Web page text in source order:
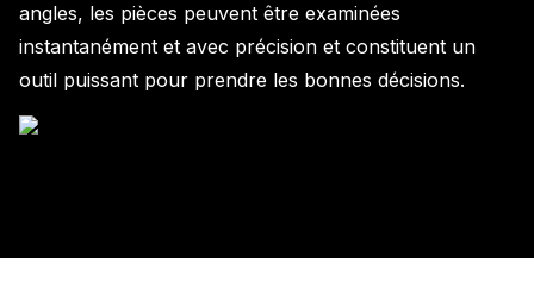
angles, les pièces peuvent être examinées
instantanément et avec précision et constituent un
outil puissant pour prendre les bonnes décisions.